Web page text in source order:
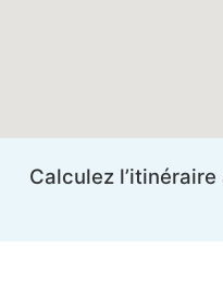
Calculez